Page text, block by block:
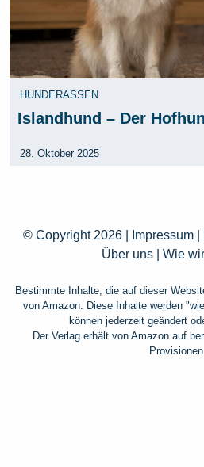
HUNDERASSEN
Islandhund – Der
28. Oktober 2025
© Copyright 2026 | Impressum|
Über uns
Wie
Bestimmte Inhalte, die auf dieser
von Amazon. Diese Inhalte werden
können jederzeit geändert
Der Verlag erhält von Amazon auf